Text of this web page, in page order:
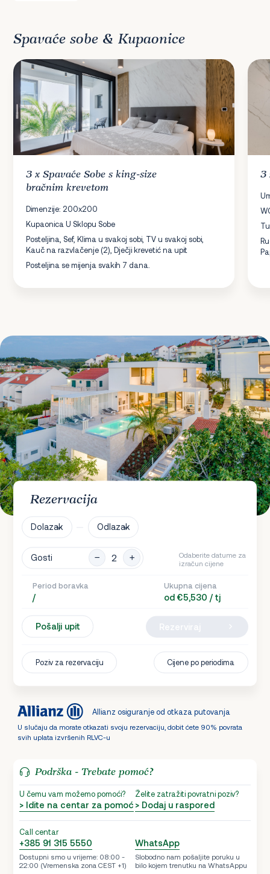
Spavaće sobe & Kupaonice
3 xSpavaće Sobes king-size
bračnim krevetom
Dimenzije: 200x200
Kupaonica U Sklopu Sobe
Posteljina, Sef, Klima u svakoj sobi, TV u svakoj sobi,
Kauč na razvlačenje (2), Dječji krevetić na upit
Posteljina se mijenja svakih 7 dana.
3
Rezervacija
Dolazak Odlazak
Gosti
Odaberite datume za
izračun cijene
Period boravka
/
Ukupna cijena
od €5,530 / tj
Pošalji upit
Poziv za rezervaciju Cijene po periodima
Allianz osiguranje od otkaza putovanja
U slučaju da morate otkazati svoju rezervaciju, dobit ćete 90% povrata
svih uplata izvršenih RLVC-u
Podrška - Trebate pomoć?
U čemu vam možemo pomoći?
> Idite na centar za pomoć
Želite zatražiti povratni poziv?
> Dodaj u raspored
Call centar
+385 91 315 5550
Dostupni smo u vrijeme: 08:00 -
22:00 (Vremenska zona CEST +1)
WhatsApp
Slobodno nam pošaljite poruku u
bilo kojem trenutku na WhatsAppu